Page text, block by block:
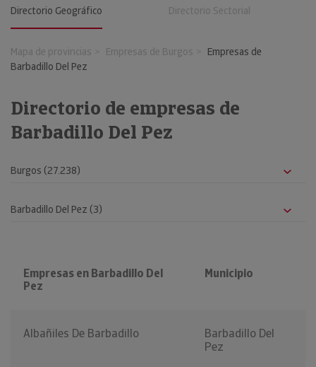
Directorio Geográfico Directorio Sectorial
Mapa de provincias Empresas de Burgos
Empresas de
Barbadillo Del Pez
Directorio de empresas de
Barbadillo Del Pez
Empresas en Barbadillo Del
Pez
Municipio
Albañiles De Barbadillo
Barbadillo Del
Pez